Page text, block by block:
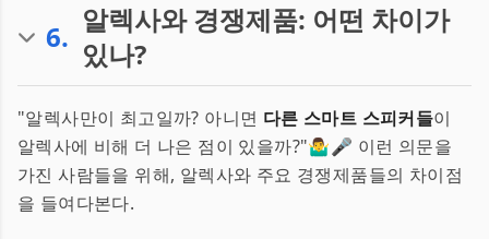
6. 알렉사와 경쟁제품: 어떤 차이가
있나?
"알렉사만이 최고일까? 아니면 다른 스마트 스피커들이
알렉사에 비해 더 나은 점이 있을까?"🤷‍♂️🎤 이런 의문을
가진 사람들을 위해, 알렉사와 주요 경쟁제품들의 차이점
을 들여다본다.